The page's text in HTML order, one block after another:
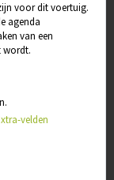
voor dit voertuig.
agenda
van een
wordt.
velden